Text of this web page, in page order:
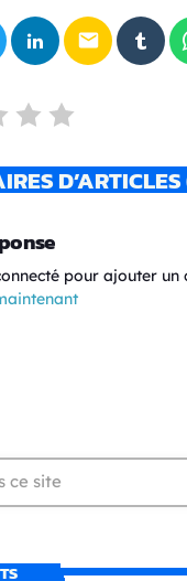
email
pour ajouter un